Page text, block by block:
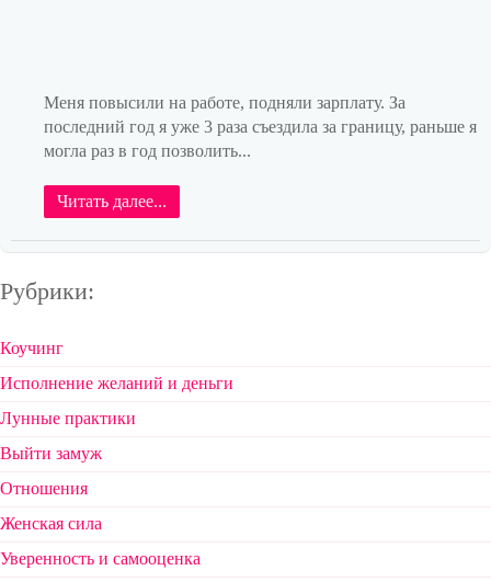
Меня повысили на работе, подняли зарплату. За
последний год я уже 3 раза съездила за границу, раньше я
могла раз в год позволить...
Читать далее...
Рубрики:
Коучинг
Исполнение желаний и деньги
Лунные практики
Выйти замуж
Отношения
Женская сила
Уверенность и самооценка